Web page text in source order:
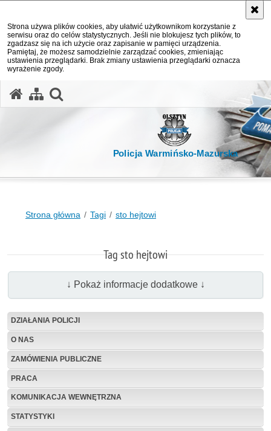
Strona używa plików cookies, aby ułatwić użytkownikom korzystanie z
serwisu oraz do celów statystycznych. Jeśli nie blokujesz tych plików, to
zgadzasz się na ich użycie oraz zapisanie w pamięci urządzenia.
Pamiętaj, że możesz samodzielnie zarządzać cookies, zmieniając
ustawienia przeglądarki. Brak zmiany ustawienia przeglądarki oznacza
wyrażenie zgody.
Policja Warmińsko-Mazurska
Strona główna Tagi sto hejtowi
Tag sto hejtowi
↓ Pokaż informacje dodatkowe ↓
DZIAŁANIA POLICJI
O NAS
ZAMÓWIENIA PUBLICZNE
PRACA
KOMUNIKACJA WEWNĘTRZNA
STATYSTYKI